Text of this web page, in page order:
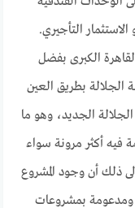
التأجيري.
الكبرى بفضل
الجلالة بطريق العين
الجديد، وهو ما
فيه أكثر مرونة سواء
ذلك أن وجود المشروع
ومدعومة بمشروعات